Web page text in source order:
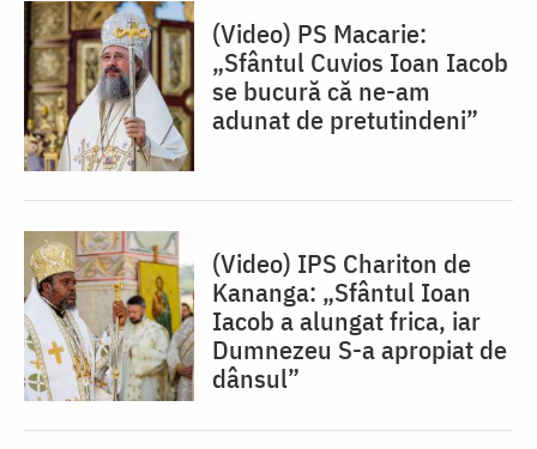
(Video) PS Macarie:
„Sfântul Cuvios Ioan Iacob
se bucură că ne-am
adunat de pretutindeni”
(Video) IPS Chariton de
Kananga: „Sfântul Ioan
Iacob a alungat frica, iar
Dumnezeu S-a apropiat de
dânsul”